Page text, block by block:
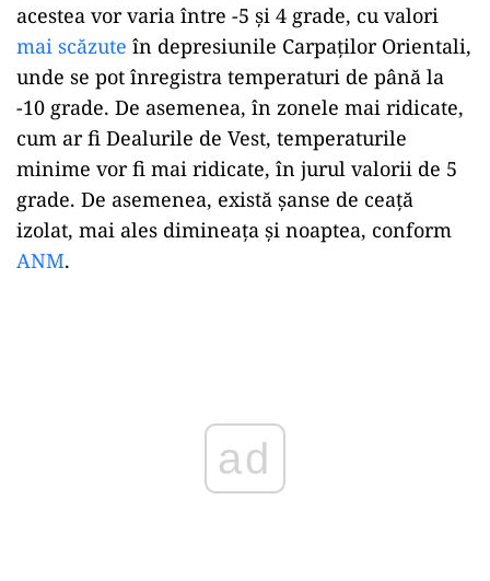
acestea vor varia între -5 și 4 grade, cu valori
mai scăzute în depresiunile Carpaților Orientali,
unde se pot înregistra temperaturi de până la
-10 grade. De asemenea, în zonele mai ridicate,
cum ar fi Dealurile de Vest, temperaturile
minime vor fi mai ridicate, în jurul valorii de 5
grade. De asemenea, există șanse de ceață
izolat, mai ales dimineața și noaptea, conform
ANM.